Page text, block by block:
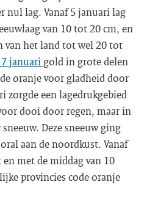
nul lag. Vanaf 5 januari lag
van 10 tot 20 cm, en
van het land tot wel 20 tot
januari gold in grote delen
oranje voor gladheid door
zorgde een lagedrukgebied
dooi door regen, maar in
Deze sneeuw ging
aan de noordkust. Vanaf
met de middag van 10
provincies code oranje